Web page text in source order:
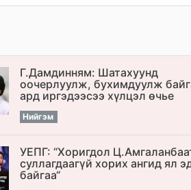
Г.Дамдинням: Шатахуунд
оочерлуулж, бухимдуулж
ард иргэдээсээ хүлцэл өчье
Нийгэм
УЕПГ: “Хоригдол
cуллагдаагүй хорих ангид ял
байгаа“